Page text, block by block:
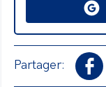
Partager: